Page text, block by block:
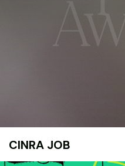
CINRA JOB